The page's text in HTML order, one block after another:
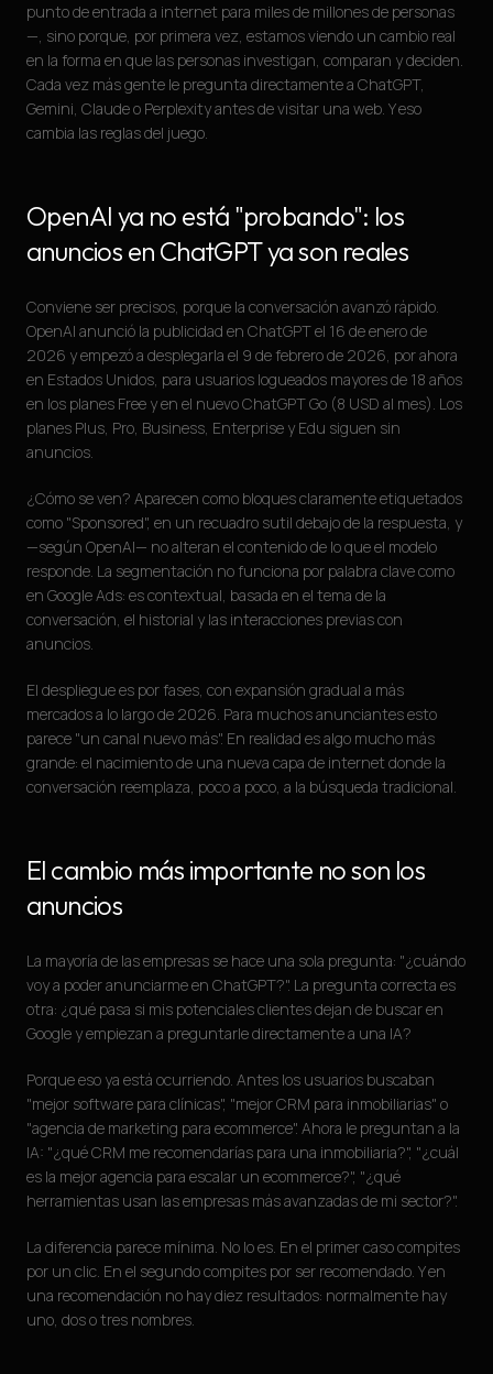
punto de entrada a internet para miles de millones de personas
—, sino porque, por primera vez, estamos viendo un cambio real
en la forma en que las personas investigan, comparan y deciden.
Cada vez más gente le pregunta directamente a ChatGPT,
Gemini, Claude o Perplexity antes de visitar una web. Y eso
cambia las reglas del juego.
OpenAI ya no está "probando": los
anuncios en ChatGPT ya son reales
Conviene ser precisos, porque la conversación avanzó rápido.
OpenAI anunció la publicidad en ChatGPT el 16 de enero de
2026 y empezó a desplegarla el 9 de febrero de 2026, por ahora
en Estados Unidos, para usuarios logueados mayores de 18 años
en los planes Free y en el nuevo ChatGPT Go (8 USD al mes). Los
planes Plus, Pro, Business, Enterprise y Edu siguen sin
anuncios.
¿Cómo se ven? Aparecen como bloques claramente etiquetados
como "Sponsored", en un recuadro sutil debajo de la respuesta, y
—según OpenAI— no alteran el contenido de lo que el modelo
responde. La segmentación no funciona por palabra clave como
en Google Ads: es contextual, basada en el tema de la
conversación, el historial y las interacciones previas con
anuncios.
El despliegue es por fases, con expansión gradual a más
mercados a lo largo de 2026. Para muchos anunciantes esto
parece "un canal nuevo más". En realidad es algo mucho más
grande: el nacimiento de una nueva capa de internet donde la
conversación reemplaza, poco a poco, a la búsqueda tradicional.
El cambio más importante no son los
anuncios
La mayoría de las empresas se hace una sola pregunta: "¿cuándo
voy a poder anunciarme en ChatGPT?". La pregunta correcta es
otra: ¿qué pasa si mis potenciales clientes dejan de buscar en
Google y empiezan a preguntarle directamente a una IA?
Porque eso ya está ocurriendo. Antes los usuarios buscaban
"mejor software para clínicas", "mejor CRM para inmobiliarias" o
"agencia de marketing para ecommerce". Ahora le preguntan a la
IA: "¿qué CRM me recomendarías para una inmobiliaria?", "¿cuál
es la mejor agencia para escalar un ecommerce?", "¿qué
herramientas usan las empresas más avanzadas de mi sector?".
La diferencia parece mínima. No lo es. En el primer caso compites
por un clic. En el segundo compites por ser recomendado. Y en
una recomendación no hay diez resultados: normalmente hay
uno, dos o tres nombres.